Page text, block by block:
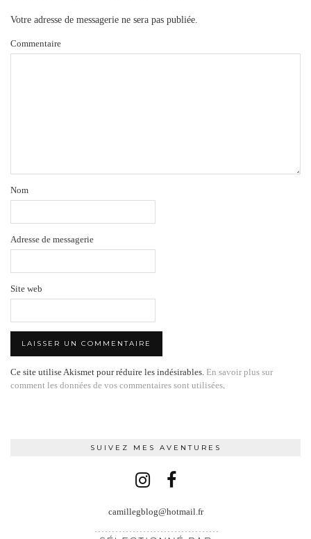
Votre adresse de messagerie ne sera pas publiée.
Commentaire
Nom
Adresse de messagerie
Site web
Ce site utilise Akismet pour réduire les indésirables. En savoir plus sur
comment les données de vos commentaires sont utilisées
SUIVEZ MES AVENTURES
camillegblog@hotmail.fr